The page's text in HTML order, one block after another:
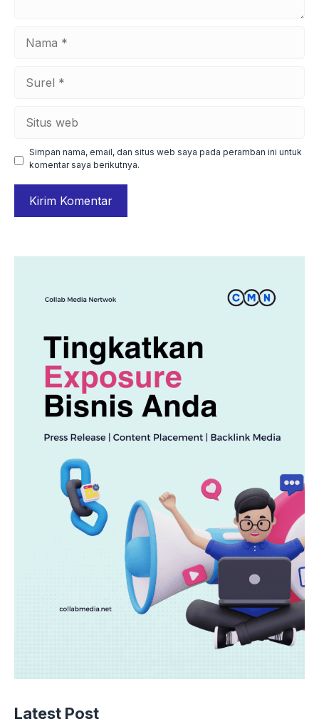
Simpan nama, email, dan situs web saya pada peramban ini untuk
komentar saya berikutnya.
Latest Post